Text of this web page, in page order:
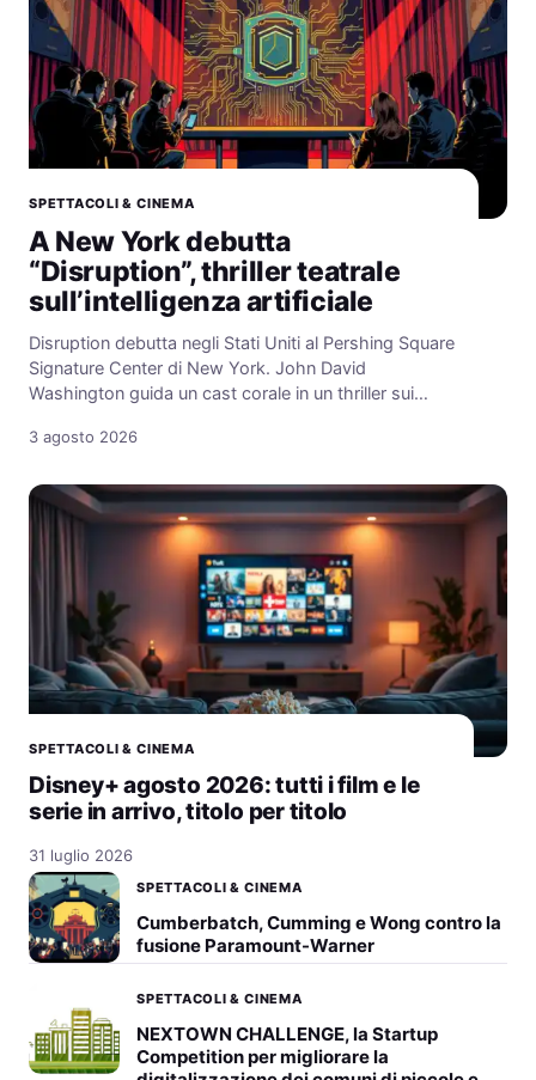
SPETTACOLI & CINEMA
A New York debutta
“Disruption”, thriller teatrale
sull’intelligenza artificiale
Disruption debutta negli Stati Uniti al Pershing Square
Signature Center di New York. John David
Washington guida un cast corale in un thriller sui…
3 agosto 2026
SPETTACOLI & CINEMA
Disney+ agosto 2026: tutti i film e le
serie in arrivo, titolo per titolo
31 luglio 2026
SPETTACOLI & CINEMA
Cumberbatch, Cumming e Wong contro la
fusione Paramount-Warner
SPETTACOLI & CINEMA
NEXTOWN CHALLENGE, la Startup
Competition per migliorare la